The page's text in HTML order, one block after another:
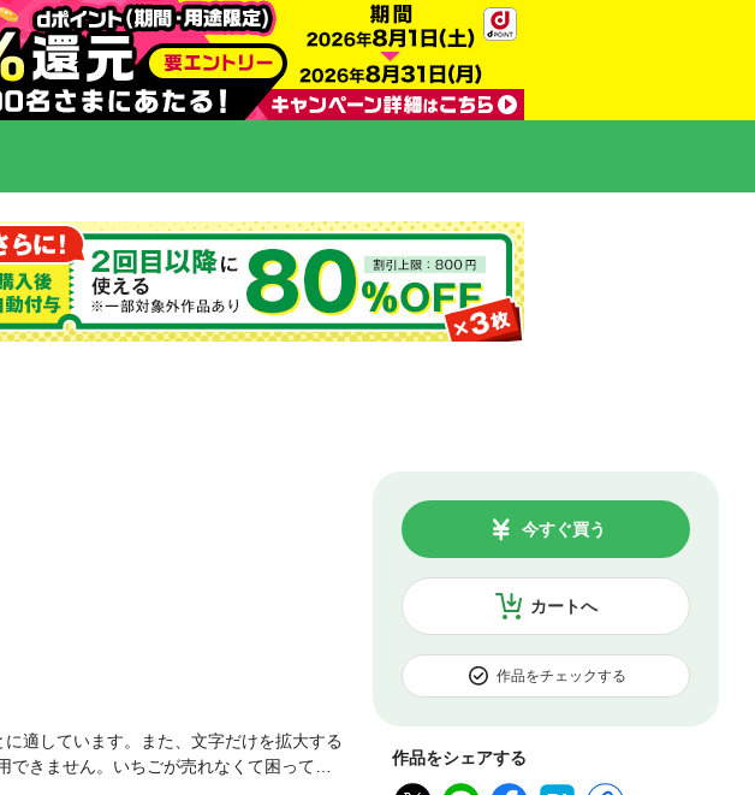
カートへ
今すぐ買う
作品をチェックする
作品をシェアする
適しています。また、文字だけを拡大する
きません。いちごが売れなくて困ってい